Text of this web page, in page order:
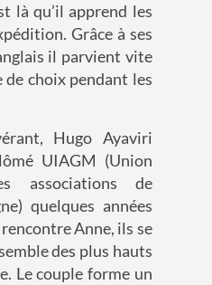
là qu’il apprend les
Grâce à ses
il parvient vite
de choix pendant les
Hugo Ayaviri
UIAGM (Union
associations de
quelques années
ncontre Anne, ils se
des plus hauts
Le couple forme un